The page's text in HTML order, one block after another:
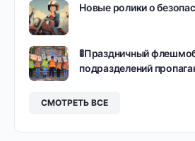
Новые ролики о
🚦Праздничный
подразделений
СМОТРЕТЬ ВСЕ